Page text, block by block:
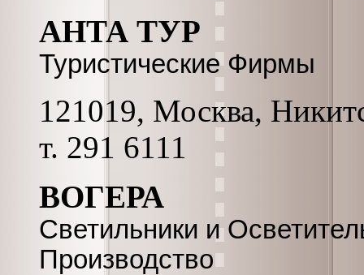
АНТА ТУР
Туристические Фирмы
121019, Москва,
т. 291 6111
ВОГЕРА
Светильники и
Производство